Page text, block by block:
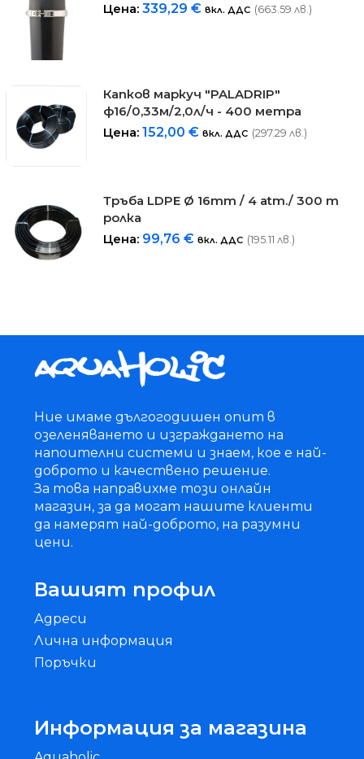
Цена:339,29€ вкл. ДДС (663.59 лв.)
Капков маркуч "PALADRIP"
ф16/0,33м/2,0л/ч - 400 метра
Цена:152,00€ вкл. ДДС (297.29 лв.)
Тръба LDPE Ø 16mm / 4 atm./ 300 m
ролка
Цена: 99,76€ вкл. ДДС (195.11 лв.)
Ние имаме дългогодишен опит в
озеленяването и изграждането на
напоителни системи и знаем, кое е най-
доброто и качествено решение.
За това направихме този онлайн
магазин, за да могат нашите клиенти
да намерят най-доброто, на разумни
цени.
Вашият профил
Адреси
Лична информация
Поръчки
Информация за магазина